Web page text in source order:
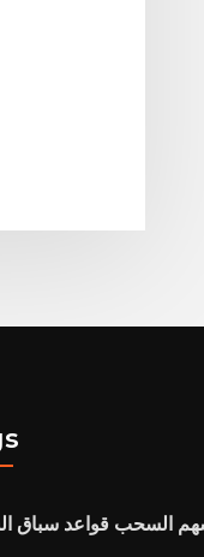
السحب قواعد سباق